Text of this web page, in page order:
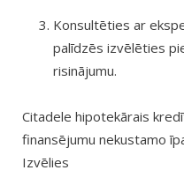
Konsultēties ar
palīdzēs izvēlēties
risinājumu.
Citadele hipotekārais
finansējumu nekustamo
Izvēlies